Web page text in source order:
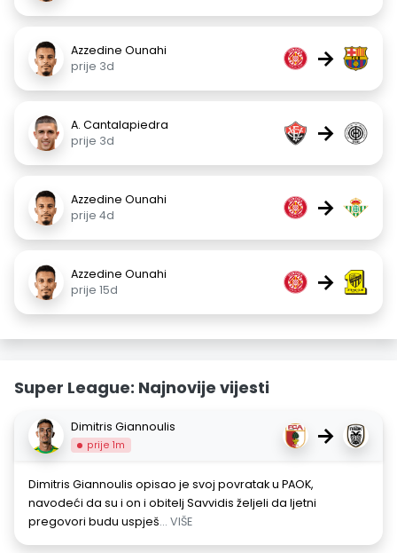
Azzedine Ounahi
prije 3d
→
A. Cantalapiedra
prije 3d
→
Azzedine Ounahi
prije 4d
→
Azzedine Ounahi
prije 15d
→
Super League: Najnovije vijesti
Dimitris Giannoulis
prije 1m →
Dimitris Giannoulis opisao je svoj povratak u PAOK,
navodeći da su i on i obitelj Savvidis željeli da ljetni
pregovori budu uspješ... VIŠE